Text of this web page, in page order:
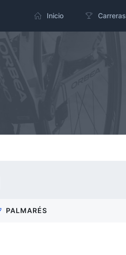
Inicio Carreras
PALMARÉS